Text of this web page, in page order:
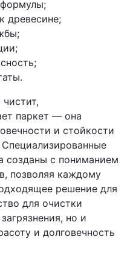
древесине;
паркет — она
и стойкости
созданы с пониманием
позволяя каждому
решение для
для очистки
но и
и долговечность